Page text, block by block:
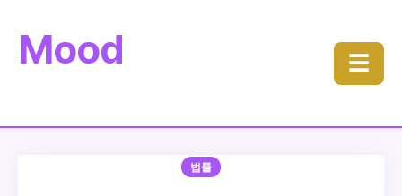
Mood ☰
법률